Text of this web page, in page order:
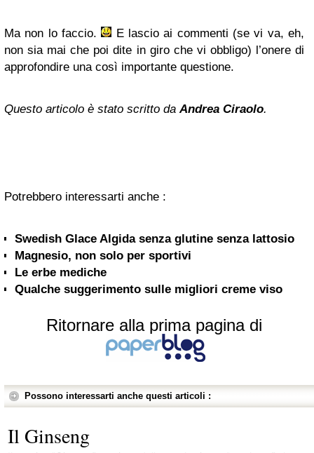
Ma non lo faccio.
E lascio ai commenti (se vi va, eh,
non sia mai che poi dite in giro che vi obbligo) l’onere di
approfondire una così importante questione.
Questo articolo è stato scritto daAndrea Ciraolo.
Potrebbero interessarti anche :
Swedish Glace Algida senza glutine senza lattosio
Magnesio, non solo per sportivi
Le erbe mediche
Qualche suggerimento sulle migliori creme viso
Ritornare alla prima pagina di
Possono interessarti anche questi articoli :
Il Ginseng